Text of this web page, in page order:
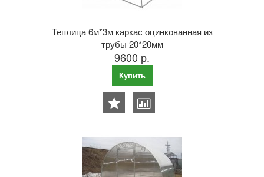
Теплица 6м*3м каркас оцинкованная из
трубы 20*20мм
9600 р.
Купить